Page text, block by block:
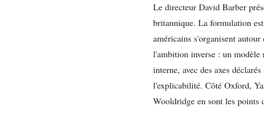
Le directeur David Barber
britannique. La formulation
américains s'organisent
l'ambition inverse : un modèle
interne, avec des axes
l'explicabilité. Côté Oxford,
Wooldridge en sont les points